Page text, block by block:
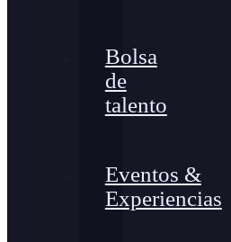
Bolsa
de
talento
Eventos &
Experiencias